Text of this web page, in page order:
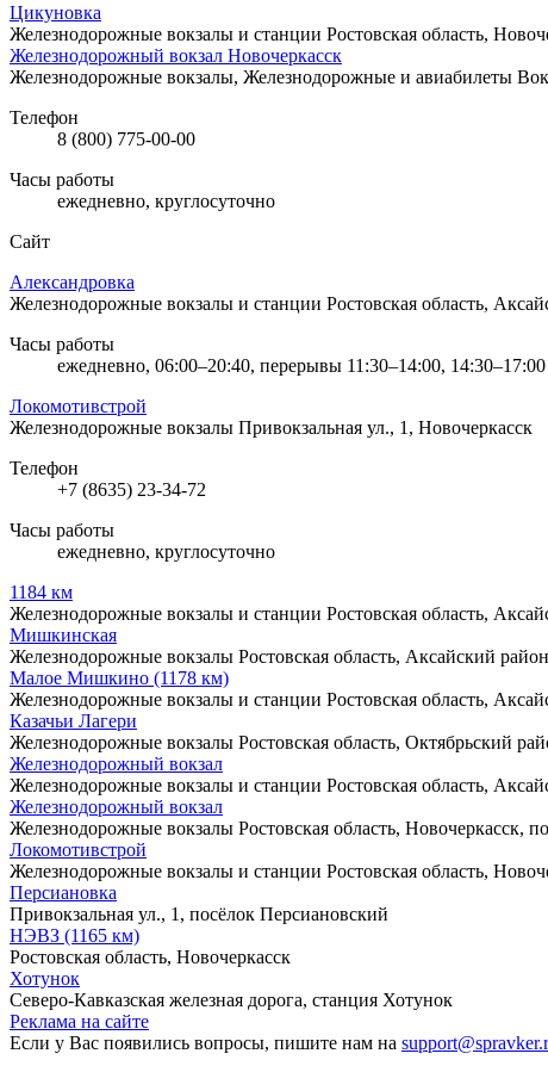
Цикуновка
Железнодорожные вокзалы и станции Ростовская область,
Железнодорожный вокзал Новочеркасск
Железнодорожные вокзалы, Железнодорожные и авиабилеты
Телефон
8 (800) 775-00-00
Часы работы
ежедневно, круглосуточно
Сайт
Александровка
Железнодорожные вокзалы и станции Ростовская область,
Часы работы
ежедневно, 06:00–20:40, перерывы 11:30–14:00, 14:30–17:00
Локомотивстрой
Железнодорожные вокзалы Привокзальная ул., 1, Новочеркасск
Телефон
+7 (8635) 23-34-72
Часы работы
ежедневно, круглосуточно
1184 км
Железнодорожные вокзалы и станции Ростовская область,
Мишкинская
Железнодорожные вокзалы Ростовская область, Аксайский
Малое Мишкино (1178 км)
Железнодорожные вокзалы и станции Ростовская область,
Казачьи Лагери
Железнодорожные вокзалы Ростовская область, Октябрьский
Железнодорожный вокзал
Железнодорожные вокзалы и станции Ростовская область,
Железнодорожный вокзал
Железнодорожные вокзалы Ростовская область, Новочеркасск,
Локомотивстрой
Железнодорожные вокзалы и станции Ростовская область,
Персиановка
Привокзальная ул., 1, посёлок Персиановский
НЭВЗ (1165 км)
Ростовская область, Новочеркасск
Хотунок
Северо-Кавказская железная дорога, станция Хотунок
Реклама на сайте
Если у Вас появились вопросы, пишите нам на